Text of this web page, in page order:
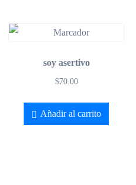
soy asertivo
$70.00
Añadir al carrito